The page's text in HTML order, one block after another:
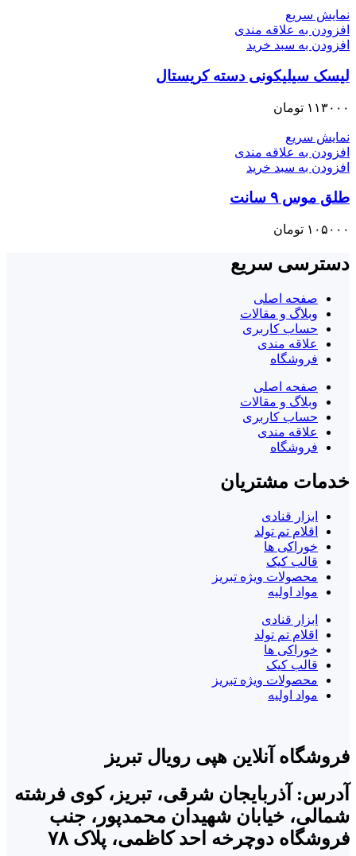
نمایش سریع
افزودن به علاقه مندی
افزودن به سبد خرید
لیسک سیلیکونی دسته کریستال
۱۱۳۰۰۰ تومان
نمایش سریع
افزودن به علاقه مندی
افزودن به سبد خرید
طلق موس ۹ سانت
۱۰۵۰۰۰ تومان
دسترسی سریع
صفحه اصلی
وبلاگ و مقالات
حساب کاربری
علاقه مندی
فروشگاه
صفحه اصلی
وبلاگ و مقالات
حساب کاربری
علاقه مندی
فروشگاه
خدمات مشتریان
ابزار قنادی
اقلام تم تولد
خوراکی ها
قالب کیک
محصولات ویژه تبریز
مواد اولیه
ابزار قنادی
اقلام تم تولد
خوراکی ها
قالب کیک
محصولات ویژه تبریز
مواد اولیه
فروشگاه آنلاین هپی رویال تبریز
آدرس: آذربایجان شرقی، تبریز، کوی فرشته
شمالی، خیابان شهیدان محمدپور، جنب
فروشگاه دوچرخه احد کاظمی، پلاک ۷۸